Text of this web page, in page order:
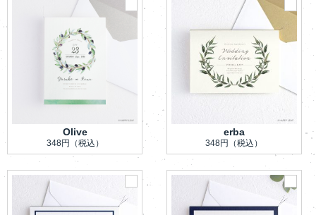
Olive
348円 （税込）
erba
348円 （税込）